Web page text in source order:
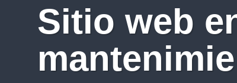
Sitio web